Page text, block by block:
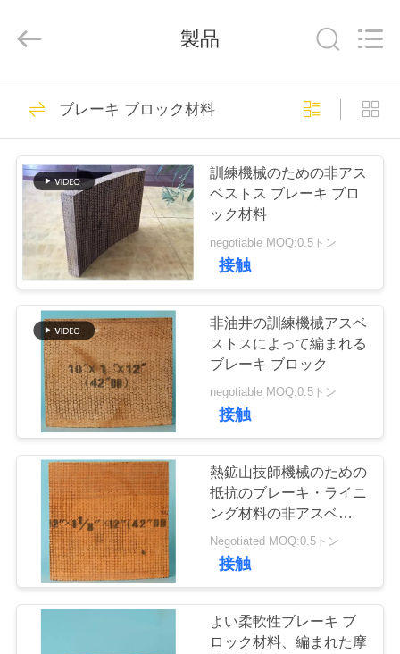
プ
ロ
ダ
ト
に
工
supplier.
Xinyan
Friction
Materials
Reserved.
非アスベストスに
よって編まれるブ
レーキ・ライニン
グ
180
アスベストスのブ
レーキ・ライニン
グ
20
編まれたブレー
キ・ライニング ロ
ール
39
製品
ブレーキ ブロック材料
訓練機械のための非アス
ベストス ブレーキ ブロ
ック材料
negotiable MOQ:0.5トン
接触
非油井の訓練機械アスベ
ストスによって編まれる
ブレーキ ブロック
negotiable MOQ:0.5トン
接触
熱鉱山技師機械のための
抵抗のブレーキ・ライニ
ング材料の非アスベスト
ス
Negotiated MOQ:0.5トン
接触
よい柔軟性ブレーキ ブ
ロック材料、編まれた摩